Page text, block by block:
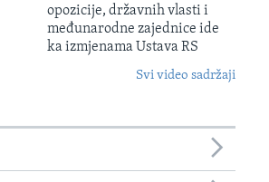
opozicije, državnih vlasti i
međunarodne zajednice ide
ka izmjenama Ustava RS
Svi video sadržaji